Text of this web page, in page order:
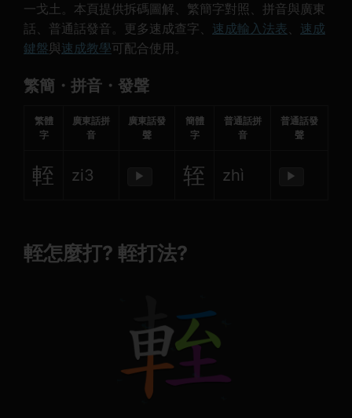
一戈土。本頁提供拆碼圖解、繁簡字對照、拼音與廣東
話、普通話發音。更多速成查字、 速成輸入法表、 速成
鍵盤與速成教學可配合使用。
繁簡・拼音・發聲
繁體
字
廣東話拼
音
廣東話發
聲
簡體
字
普通話拼
音
普通話發
聲
輊 zi3 ▶ 轾 zhì ▶
輊怎麼打? 輊打法?